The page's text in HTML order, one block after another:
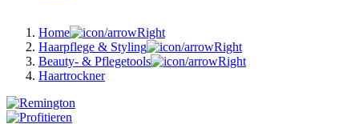
Home
Haarpflege & Styling
Beauty- & Pflegetools
Haartrockner